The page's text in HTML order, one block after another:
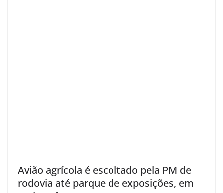
Avião agrícola é escoltado pela PM de
rodovia até parque de exposições, em